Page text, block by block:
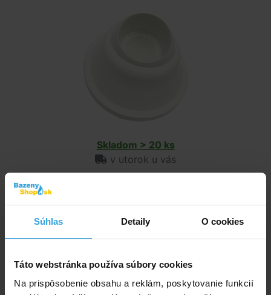
Súhlas Detaily O cookies
Táto webstránka používa súbory cookies
Na prispôsobenie obsahu a reklám, poskytovanie funkcií
Skladom > 20 ks
v utorok u vás
do košíka
Kotvenie – plastové púzdro – 1 ks